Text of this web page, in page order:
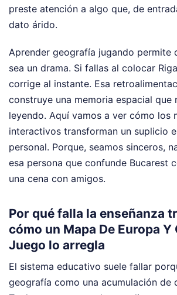
preste atención a algo que, de
dato árido.
Aprender geografía jugando permite
sea un drama. Si fallas al colocar
corrige al instante. Esa
construye una memoria espacial que
leyendo. Aquí vamos a ver cómo los
interactivos transforman un suplicio
personal. Porque, seamos sinceros,
esa persona que confunde Bucarest
una cena con amigos.
Por qué falla la enseñanza
cómo un Mapa De Europa Y
Juego lo arregla
El sistema educativo suele fallar
geografía como una acumulación de